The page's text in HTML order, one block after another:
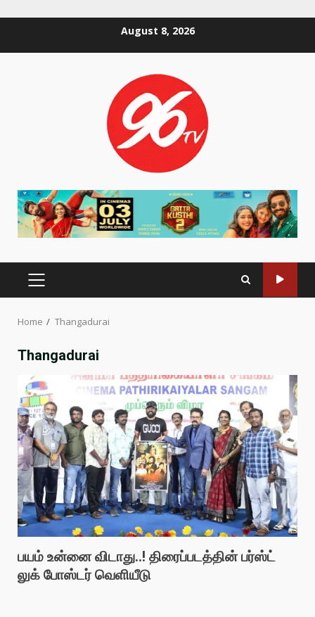
August 8, 2026
PRIMARY
MENU
Home Thangadurai
Thangadurai
பயம் உன்னை விடாது..! திரைப்படத்தின் பர்ஸ்ட்
லுக் போஸ்டர் வெளியீடு